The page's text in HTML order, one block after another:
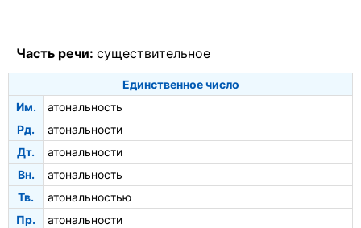
Часть речи: существительное
Единственное число
Им.
атональность
Рд.
атональности
Дт.
атональности
Вн.
атональность
Тв.
атональностью
Пр.
атональности